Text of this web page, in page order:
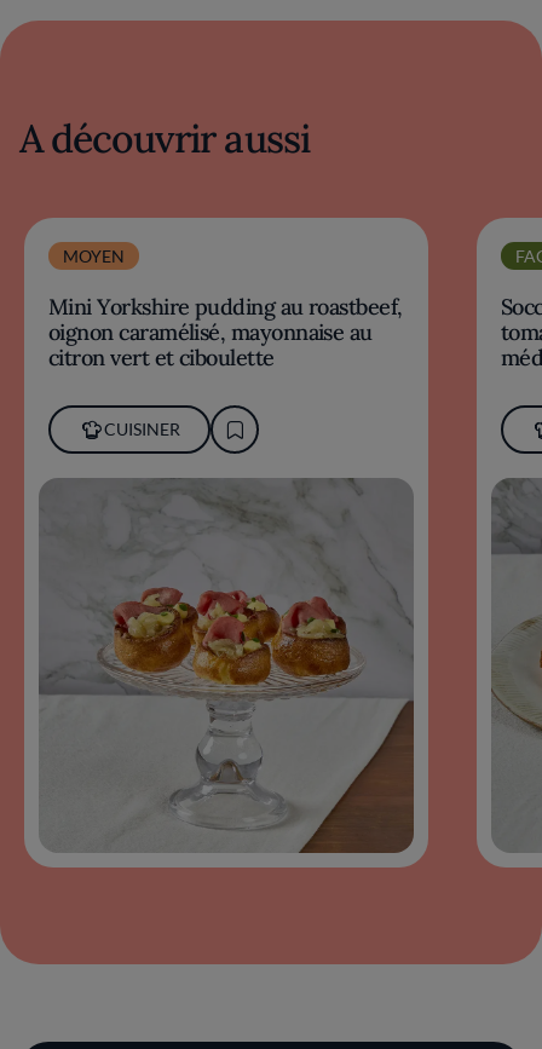
A découvrir aussi
MOYEN
Mini Yorkshire pudding au roastbeef,
oignon caramélisé, mayonnaise au
citron vert et ciboulette
CUISINER